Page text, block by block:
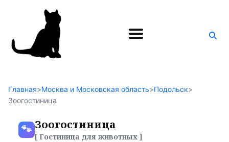
Поиск
Главная>Москва и Московская область>Подольск>
Зоогостиница
🐾 Зоогостиница
[ Гостиница для животных ]